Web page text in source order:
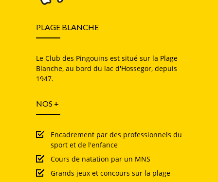
PLAGE BLANCHE
Le Club des Pingouins est situé sur la Plage
Blanche, au bord du lac d'Hossegor, depuis
1947.
NOS +
Encadrement par des professionnels du
sport et de l'enfance
Cours de natation par un MNS
Grands jeux et concours sur la plage